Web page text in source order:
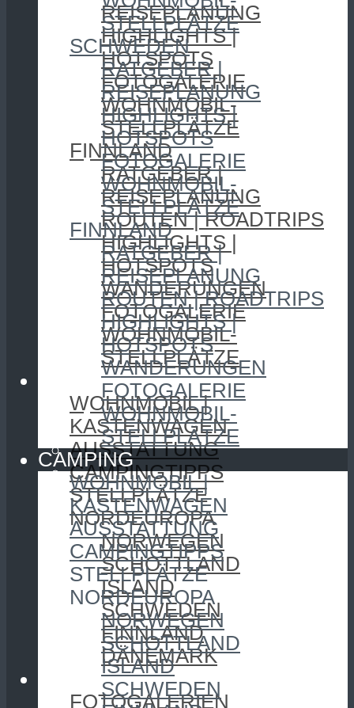
REISEPLANUNG
HIGHLIGHTS |
HOTSPOTS
FOTOGALERIE
WOHNMOBIL-
STELLPLÄTZE
FINNLAND
RATGEBER |
REISEPLANUNG
ROUTEN | ROADTRIPS
HIGHLIGHTS |
HOTSPOTS
WANDERUNGEN
FOTOGALERIE
WOHNMOBIL-
STELLPLÄTZE
CAMPING
WOHNMOBIL |
KASTENWAGEN
AUSSTATTUNG
CAMPINGTIPPS
STELLPLÄTZE
NORDEUROPA
NORWEGEN
SCHOTTLAND
ISLAND
SCHWEDEN
FINNLAND
DÄNEMARK
FOTOGRAFIE
FOTOGALERIEN
STELLPLÄTZE
SCHWEDEN
RATGEBER |
REISEPLANUNG
HIGHLIGHTS |
HOTSPOTS
FOTOGALERIE
WOHNMOBIL-
STELLPLÄTZE
FINNLAND
RATGEBER |
REISEPLANUNG
ROUTEN | ROADTRIPS
HIGHLIGHTS |
HOTSPOTS
WANDERUNGEN
FOTOGALERIE
WOHNMOBIL-
STELLPLÄTZE
CAMPING
WOHNMOBIL |
KASTENWAGEN
AUSSTATTUNG
CAMPINGTIPPS
STELLPLÄTZE
NORDEUROPA
NORWEGEN
SCHOTTLAND
ISLAND
SCHWEDEN